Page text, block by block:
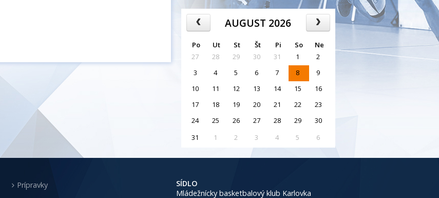
AUGUST 2026
Po Ut St Št Pi So
Ne
27
28 29 30 31 1
2
3
4 5 6 7 8
9
10
11 12 13 14 15
16
17
18 19 20 21 22
23
24
25 26 27 28 29
30
31
1 2 3 4 5 6
Prípravky
SÍDLO
Mládežnícky basketbalový klub Karlovka